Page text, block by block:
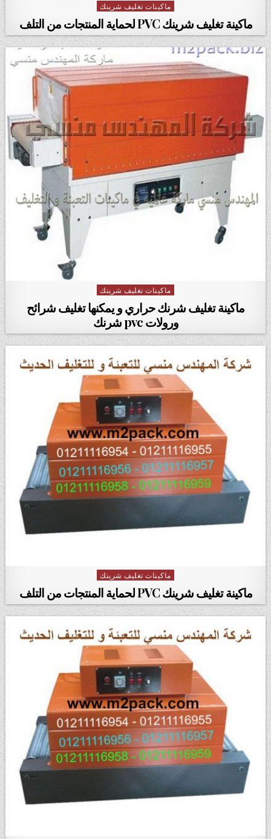
Posted in
ماكينات تغليف شرينك
ماكينة تغليف شرينك PVC لحماية المنتجات من التلف
Posted in
ماكينات تغليف شرينك
ماكينة تغليف شرنك حراري و يمكنها تغليف شرائح
ورولات pvc شرنك
Posted in
ماكينات تغليف شرينك
ماكينة تغليف شرينك PVC لحماية المنتجات من التلف